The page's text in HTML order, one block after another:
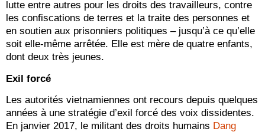
lutte entre autres pour les droits des travailleurs, contre
les confiscations de terres et la traite des personnes et
en soutien aux prisonniers politiques – jusqu’à ce qu’elle
soit elle-même arrêtée. Elle est mère de quatre enfants,
dont deux très jeunes.
Exil forcé
Les autorités vietnamiennes ont recours depuis quelques
années à une stratégie d’exil forcé des voix dissidentes.
En janvier 2017, le militant des droits humains Dang